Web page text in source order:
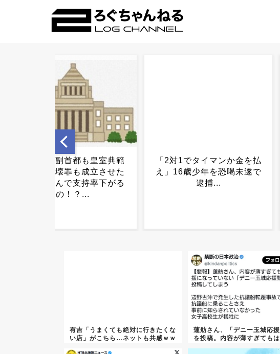
福岡テレビ局にとんでもな
い新人アナが入社してしま
うｗｗｗ...
「2対1でタイマンか金を払
え」16歳少年を恐喝未遂で
逮捕...
有吉「うまくても絶対に行きたくな
い店」がこちら…ネットも共感ｗｗ
蓮舫さん、「デニー玉城応援
を投稿。内容が薄すぎても